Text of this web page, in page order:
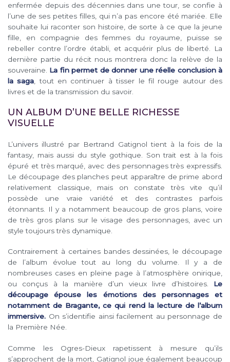
enfermée depuis des décennies dans une tour, se confie à
l’une de ses petites filles, qui n’a pas encore été mariée. Elle
souhaite lui raconter son histoire, de sorte à ce que la jeune
fille, en compagnie des femmes du royaume, puisse se
rebeller contre l’ordre établi, et acquérir plus de liberté. La
dernière partie du récit nous montrera donc la relève de la
souveraine. La fin permet de donner une réelle conclusion à
la saga , tout en continuer à tisser le fil rouge autour des
livres et de la transmission du savoir.
UN ALBUM D’UNE BELLE RICHESSE
VISUELLE
L’univers illustré par Bertrand Gatignol tient à la fois de la
fantasy, mais aussi du style gothique. Son trait est à la fois
épuré et très marqué, avec des personnages très expressifs.
Le découpage des planches peut apparaître de prime abord
relativement classique, mais on constate très vite qu’il
possède une vraie variété et des contrastes parfois
étonnants. Il y a notamment beaucoup de gros plans, voire
de très gros plans sur le visage des personnages, avec un
style toujours très dynamique.
Contrairement à certaines bandes dessinées, le découpage
de l’album évolue tout au long du volume. Il y a de
nombreuses cases en pleine page à l’atmosphère onirique,
ou conçus à la manière d’un vieux livre d’histoires. Le
découpage épouse les émotions des personnages et
notamment de Bragante, ce qui rend la lecture de l’album
immersive. On s’identifie ainsi facilement au personnage de
la Première Née.
Comme les Ogres-Dieux rapetissent à mesure qu’ils
s’approchent de la mort, Gatignol joue également beaucoup